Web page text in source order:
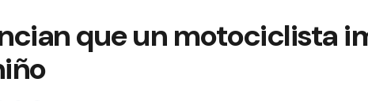
que un motociclista